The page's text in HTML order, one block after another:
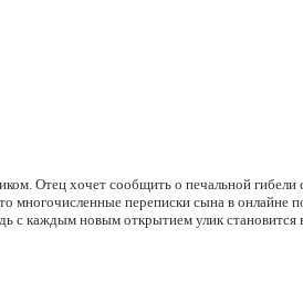
Отец хочет сообщить о печальной гибели
многочисленные переписки сына в онлайне
с каждым новым открытием улик становится